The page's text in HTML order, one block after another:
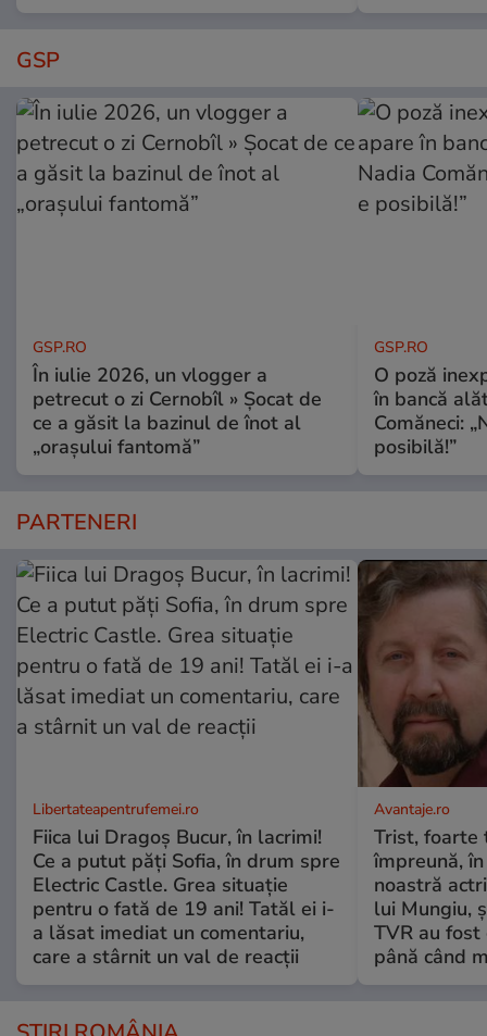
GSP
GSP.RO
În iulie 2026, un vlogger a
petrecut o zi Cernobîl » Șocat de
ce a găsit la bazinul de înot al
„orașului fantomă”
GSP.RO
O poză
în bancă
Comăneci:
posibilă!”
PARTENERI
Libertateapentrufemei.ro
Fiica lui Dragoș Bucur, în lacrimi!
Ce a putut păți Sofia, în drum spre
Electric Castle. Grea situație
pentru o fată de 19 ani! Tatăl ei i-
a lăsat imediat un comentariu,
care a stârnit un val de reacții
Avantaje.ro
Trist, foarte
împreună,
noastră
lui Mungiu,
TVR au
până când